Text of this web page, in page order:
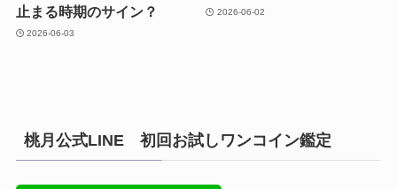
止まる時期のサイン？
2026-06-03
2026-06-02
桃月公式LINE 初回お試しワンコイン鑑定